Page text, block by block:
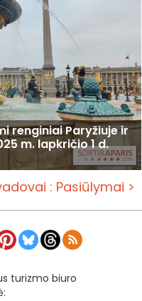
renginiai Paryžiuje ir
m. lapkričio 1 d.
: Pasiūlymai >
turizmo biuro